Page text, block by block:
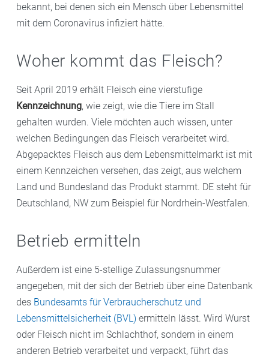
bekannt, bei denen sich ein Mensch über Lebensmittel
mit dem Coronavirus infiziert hätte.
Woher kommt das Fleisch?
Seit April 2019 erhält Fleisch eine vierstufige
Kennzeichnung, wie zeigt, wie die Tiere im Stall
gehalten wurden. Viele möchten auch wissen, unter
welchen Bedingungen das Fleisch verarbeitet wird.
Abgepacktes Fleisch aus dem Lebensmittelmarkt ist mit
einem Kennzeichen versehen, das zeigt, aus welchem
Land und Bundesland das Produkt stammt. DE steht für
Deutschland, NW zum Beispiel für Nordrhein-Westfalen.
Betrieb ermitteln
Außerdem ist eine 5-stellige Zulassungsnummer
angegeben, mit der sich der Betrieb über eine Datenbank
des Bundesamts für Verbraucherschutz und
Lebensmittelsicherheit (BVL) ermitteln lässt. Wird Wurst
oder Fleisch nicht im Schlachthof, sondern in einem
anderen Betrieb verarbeitet und verpackt, führt das